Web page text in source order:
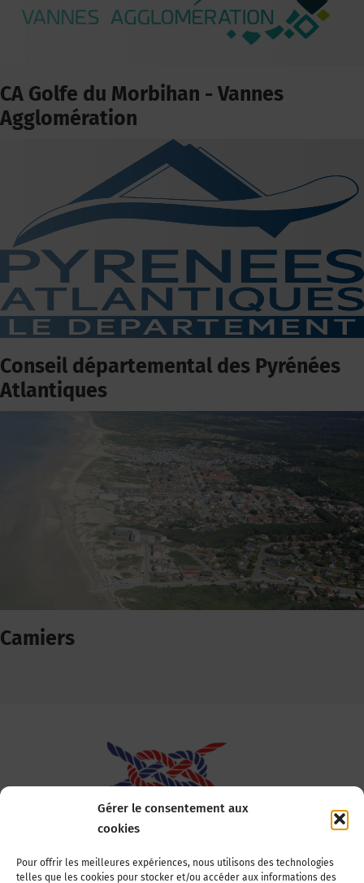
Gérer le consentement aux
cookies
Pour offrir les meilleures expériences, nous utilisons des technologies
telles que les cookies pour stocker et/ou accéder aux informations des
CA Golfe du Morbihan - Vannes
Agglomération
Conseil départemental des Pyrénées
Atlantiques
Camiers
Association Nationale des Elus des Littoraux